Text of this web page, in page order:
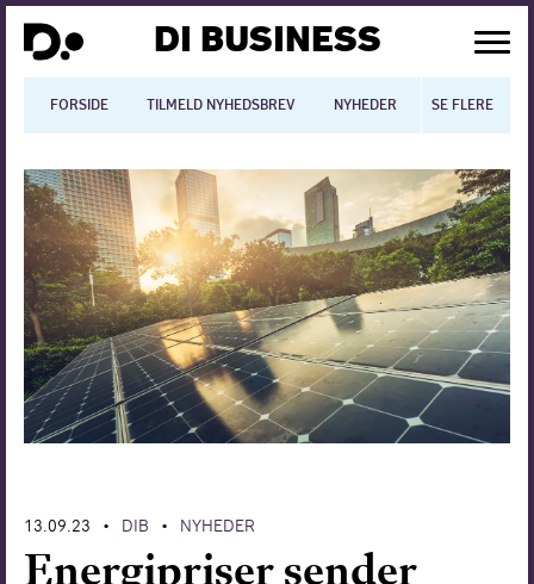
DI BUSINESS
FORSIDE TILMELD NYHEDSBREV NYHEDER BLOGS
SE FLERE
Dansk økonomi
Digitalisering
International økonomi
Arbejdsmiljø
Arbejdsmarkedet
Europapolitik
Forskning
13.09.23 • DIB • NYHEDER
Energipriser sender